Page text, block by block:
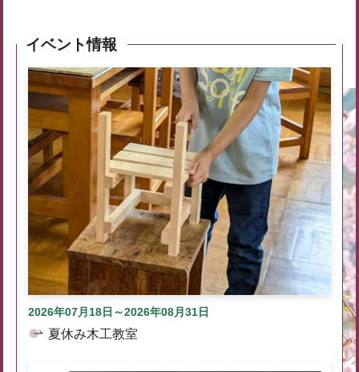
イベント情報
2026年07月18日～2026年08月31日
夏休み木工教室